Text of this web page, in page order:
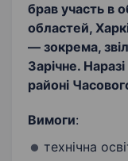
брав участь в
областей,
— зокрема,
Зарічне.
районі
Вимоги:
технічна